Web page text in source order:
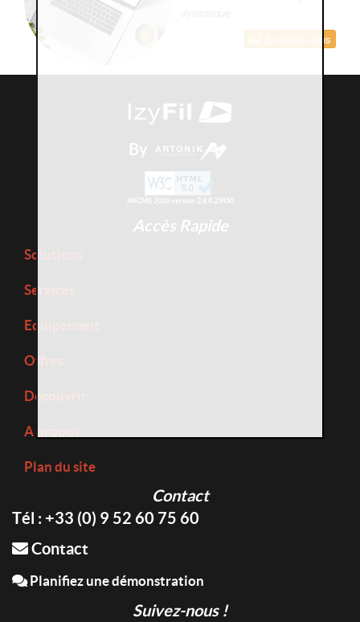
En savoir plus
By
AKCMS 2026 version 2.8.0.23450
Accès Rapide
Solutions
Services
Equipement
Offres
Découvrir
A propos
Plan du site
Contact
Tél : +33 (0) 9 52 60 75 60
Contact
Planifiez une démonstration
Suivez-nous !